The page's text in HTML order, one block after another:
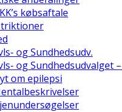
købsaftale
og Sundhedsudv.
og Sundhedsudvalget
om epilepsi